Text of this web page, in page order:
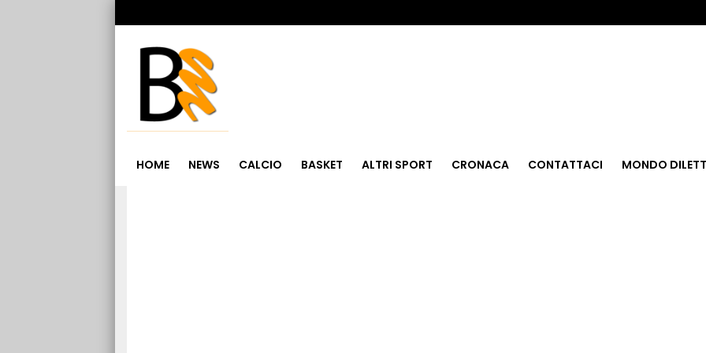
HOME NEWS CALCIO BASKET ALTRI SPORT CRONACA CONTATTACI MONDO